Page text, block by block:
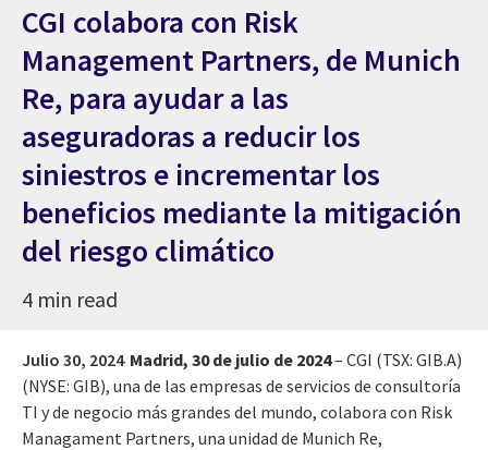
CGI colabora con Risk
Management Partners, de Munich
Re, para ayudar a las
aseguradoras a reducir los
siniestros e incrementar los
beneficios mediante la mitigación
del riesgo climático
4 min read
Julio 30, 2024 Madrid, 30 de julio de 2024– CGI (TSX: GIB.A)
(NYSE: GIB), una de las empresas de servicios de consultoría
TI y de negocio más grandes del mundo, colabora con Risk
Managament Partners, una unidad de Munich Re,